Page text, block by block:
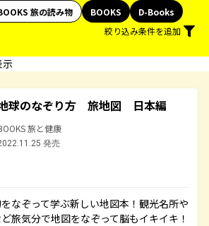
旅の読み物 BOOKS
D-Books
絞り込み条件を追加
示
球のなぞり方 旅地図 日本編
旅と健康
発売
なぞって学ぶ新しい地図本！観光名所や
旅気分で地図をなぞって脳もイキイキ！